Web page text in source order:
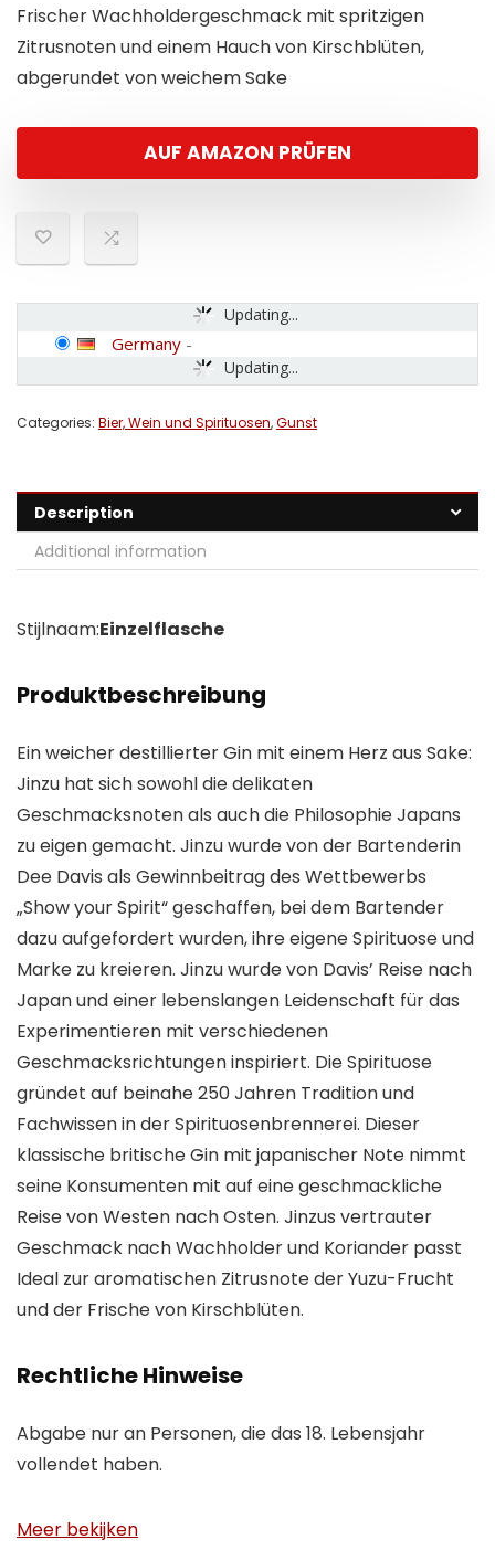
Frischer Wachholdergeschmack mit spritzigen
Zitrusnoten und einem Hauch von Kirschblüten,
abgerundet von weichem Sake
AUF AMAZON PRÜFEN
Updating...
Updating...
Germany -
Categories: Bier, Wein und Spirituosen,Gunst
Description
Additional information
Stijlnaam:Einzelflasche
Produktbeschreibung
Ein weicher destillierter Gin mit einem Herz aus Sake:
Jinzu hat sich sowohl die delikaten
Geschmacksnoten als auch die Philosophie Japans
zu eigen gemacht. Jinzu wurde von der Bartenderin
Dee Davis als Gewinnbeitrag des Wettbewerbs
„Show your Spirit“ geschaffen, bei dem Bartender
dazu aufgefordert wurden, ihre eigene Spirituose und
Marke zu kreieren. Jinzu wurde von Davis’ Reise nach
Japan und einer lebenslangen Leidenschaft für das
Experimentieren mit verschiedenen
Geschmacksrichtungen inspiriert. Die Spirituose
gründet auf beinahe 250 Jahren Tradition und
Fachwissen in der Spirituosenbrennerei. Dieser
klassische britische Gin mit japanischer Note nimmt
seine Konsumenten mit auf eine geschmackliche
Reise von Westen nach Osten. Jinzus vertrauter
Geschmack nach Wachholder und Koriander passt
Ideal zur aromatischen Zitrusnote der Yuzu-Frucht
und der Frische von Kirschblüten.
Rechtliche Hinweise
Abgabe nur an Personen, die das 18. Lebensjahr
vollendet haben.
Meer bekijken